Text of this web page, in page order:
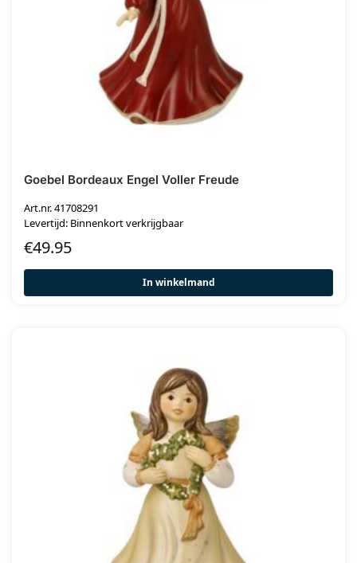
Goebel Bordeaux Engel Voller Freude
Art.nr. 41708291
Levertijd: Binnenkort verkrijgbaar
€49.95
In winkelmand